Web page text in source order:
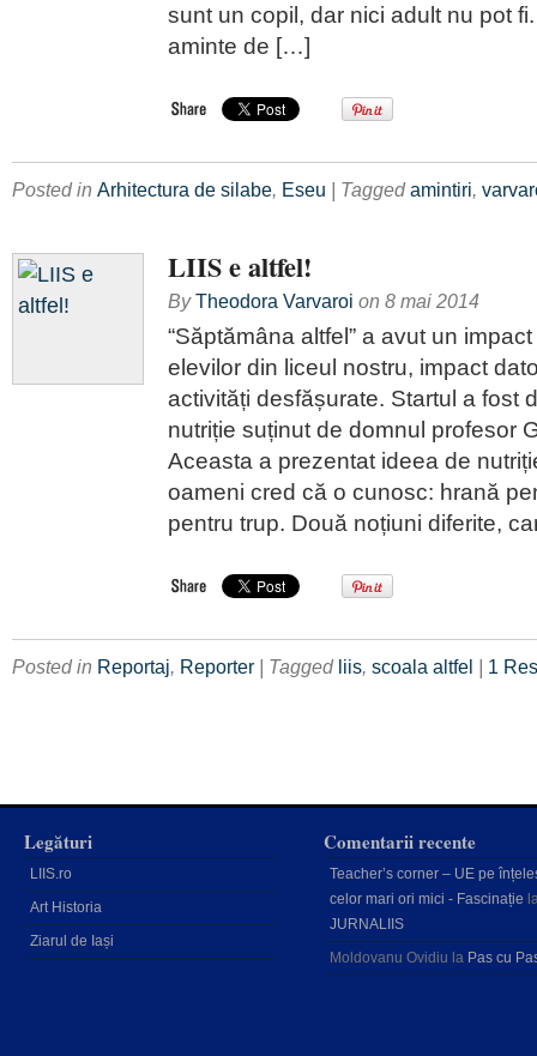
sunt un copil, dar nici adult nu pot
aminte de […]
Posted in Arhitectura de silabe, Eseu | Taggedamintiri,
LIIS e altfel!
ByTheodora Varvaroi on 8 mai 2014
“Săptămâna altfel” a avut un
elevilor din liceul nostru, impact
activități desfășurate. Startul a fost
nutriție suținut de domnul profesor
Aceasta a prezentat ideea de
oameni cred că o cunosc: hrană
pentru trup. Două noțiuni diferite,
Posted in Reportaj, Reporter | Tagged liis, scoala altfel | 1
Legături
LIIS.ro
Art Historia
Ziarul de Iași
Comentarii recente
Teacher’s corner – UE pe
celor mari ori mici - Fascinație
JURNALIIS
Moldovanu Ovidiu la Pas cu